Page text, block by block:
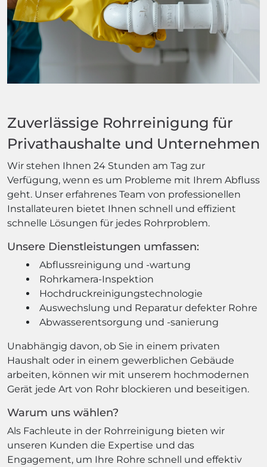
Zuverlässige Rohrreinigung für
Privathaushalte und Unternehmen
Wir stehen Ihnen 24 Stunden am Tag zur
Verfügung, wenn es um Probleme mit Ihrem Abfluss
geht. Unser erfahrenes Team von professionellen
Installateuren bietet Ihnen schnell und effizient
schnelle Lösungen für jedes Rohrproblem.
Unsere Dienstleistungen umfassen:
Abflussreinigung und -wartung
Rohrkamera-Inspektion
Hochdruckreinigungstechnologie
Auswechslung und Reparatur defekter Rohre
Abwasserentsorgung und -sanierung
Unabhängig davon, ob Sie in einem privaten
Haushalt oder in einem gewerblichen Gebäude
arbeiten, können wir mit unserem hochmodernen
Gerät jede Art von Rohr blockieren und beseitigen.
Warum uns wählen?
Als Fachleute in der Rohrreinigung bieten wir
unseren Kunden die Expertise und das
Engagement, um Ihre Rohre schnell und effektiv